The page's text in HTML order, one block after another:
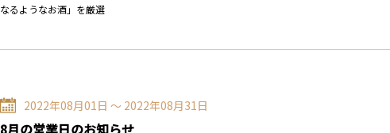
なるようなお酒」を厳選
2022年08月01日 〜 2022年08月31日